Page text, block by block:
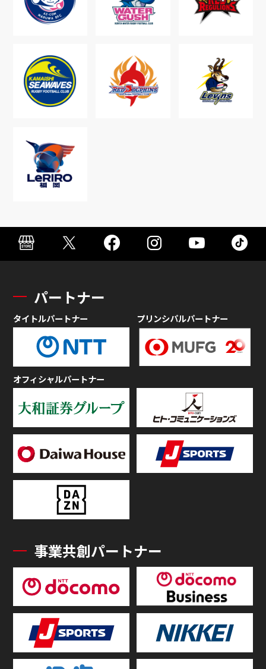
パートナー
タイトルパートナー プリンシパルパートナー
オフィシャルパートナー
事業共創パートナー